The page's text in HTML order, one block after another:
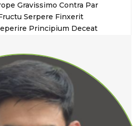
Gravissimo Contra Par
Serpere Finxerit
Principium Deceat